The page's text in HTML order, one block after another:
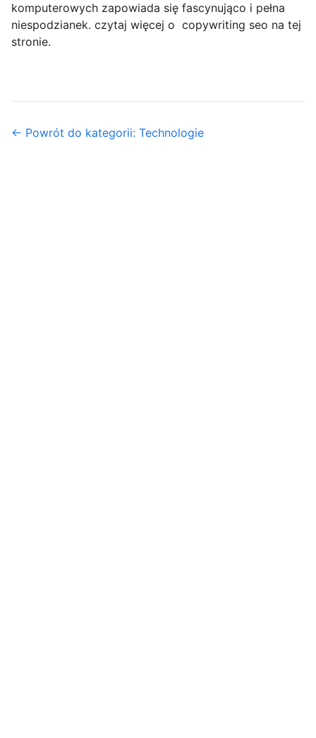
komputerowych zapowiada się fascynująco i pełna
niespodzianek. czytaj więcej o copywriting seo na tej
stronie.
← Powrót do kategorii: Technologie